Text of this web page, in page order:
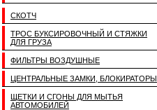
СКОТЧ
ТРОС БУКСИРОВОЧНЫЙ И СТЯЖКИ
ДЛЯ ГРУЗА
ФИЛЬТРЫ ВОЗДУШНЫЕ
ЦЕНТРАЛЬНЫЕ ЗАМКИ, БЛОКИРАТОРЫ
ЩЕТКИ И СГОНЫ ДЛЯ МЫТЬЯ
АВТОМОБИЛЕЙ